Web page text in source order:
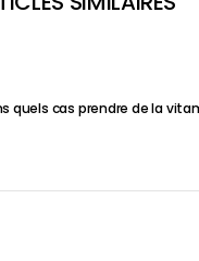
quels cas prendre de la